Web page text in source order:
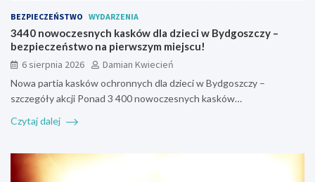
BEZPIECZEŃSTWO WYDARZENIA
3440 nowoczesnych kasków dla dzieci w Bydgoszczy –
bezpieczeństwo na pierwszym miejscu!
6 sierpnia 2026
Damian Kwiecień
Nowa partia kasków ochronnych dla dzieci w Bydgoszczy –
szczegóły akcji Ponad 3 400 nowoczesnych kasków…
Czytaj dalej